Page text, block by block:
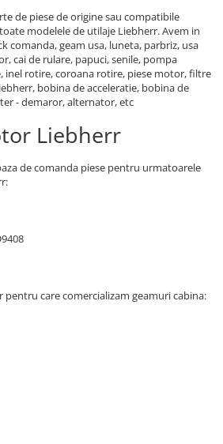
de piese de origine sau compatibile
modelele de utilaje Liebherr. Avem in
comanda, geam usa, luneta, parbriz, usa
cai de rulare, papuci, senile, pompa
inel rotire, coroana rotire, piese motor, filtre
bobina de acceleratie, bobina de
- demaror, alternator, etc
Liebherr
de comanda piese pentru urmatoarele
pentru care comercializam geamuri cabina: